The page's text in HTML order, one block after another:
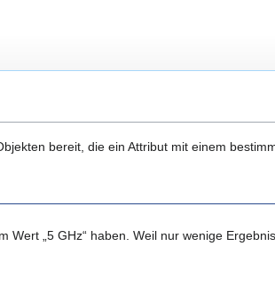
bereit, die ein Attribut mit einem
Wert „5 GHz“ haben. Weil nur wenige